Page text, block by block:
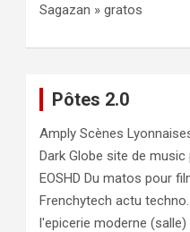
Sagazan » gratos
Pôtes 2.0
Amply Scènes
Dark Globe site de music
EOSHD Du matos pour
Frenchytech actu
l'epicerie moderne (salle)